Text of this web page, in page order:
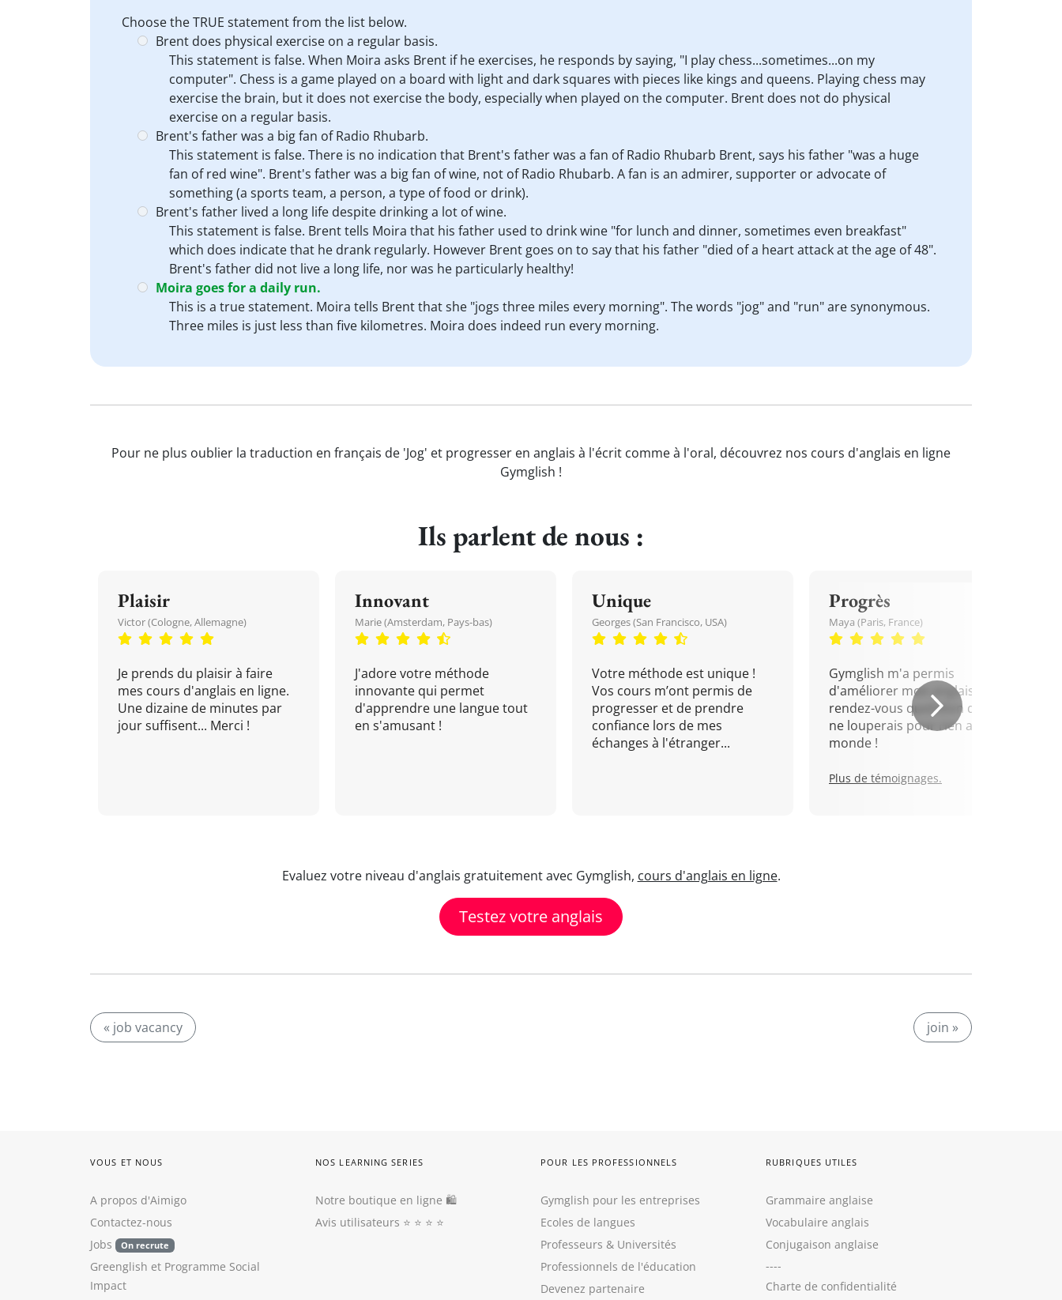
Choose the TRUE statement from the list below.
Brent does physical exercise on a regular basis.
This statement is false. When Moira asks Brent if he exercises, he responds by saying, "I play chess...sometimes...on my
computer". Chess is a game played on a board with light and dark squares with pieces like kings and queens. Playing chess may
exercise the brain, but it does not exercise the body, especially when played on the computer. Brent does not do physical
exercise on a regular basis.
Brent's father was a big fan of Radio Rhubarb.
This statement is false. There is no indication that Brent's father was a fan of Radio Rhubarb Brent, says his father "was a huge
fan of red wine". Brent's father was a big fan of wine, not of Radio Rhubarb. A fan is an admirer, supporter or advocate of
something (a sports team, a person, a type of food or drink).
Brent's father lived a long life despite drinking a lot of wine.
This statement is false. Brent tells Moira that his father used to drink wine "for lunch and dinner, sometimes even breakfast"
which does indicate that he drank regularly. However Brent goes on to say that his father "died of a heart attack at the age of 48".
Brent's father did not live a long life, nor was he particularly healthy!
Moira goes for a daily run.
This is a true statement. Moira tells Brent that she "jogs three miles every morning". The words "jog" and "run" are synonymous.
Three miles is just less than five kilometres. Moira does indeed run every morning.
Pour ne plus oublier la traduction en français de 'Jog' et progresser en anglais à l'écrit comme à l'oral, découvrez nos cours d'anglais en ligne
Gymglish !
Ils parlent de nous :
Plaisir
Victor (Cologne, Allemagne)
Je prends du plaisir à faire
mes cours d'anglais en ligne.
Une dizaine de minutes par
jour suffisent... Merci !
Innovant
Marie (Amsterdam, Pays-bas)
J'adore votre méthode
innovante qui permet
d'apprendre une langue tout
en s'amusant !
Unique
Georges (San Francisco, USA)
Votre méthode est unique !
Vos cours m’ont permis de
progresser et de prendre
confiance lors de mes
échanges à l'étranger...
Progrès
Maya (Paris, France)
Gymglish m'a permis
d'améliorer mon anglais. Un
rendez-vous quotidien que je
ne louperais pour rien au
monde !
Plus de témoignages.
Evaluez votre niveau d'anglais gratuitement avec Gymglish, cours d'anglais en ligne.
Testez votre anglais
« job vacancy join »
VOUS ET NOUS
A propos d'Aimigo
Contactez-nous
Jobs
On recrute
Greenglish et Programme Social
Impact
NOS LEARNING SERIES
Notre boutique en ligne 🛍
Avis utilisateurs ⭐️ ⭐️ ⭐️ ⭐️
POUR LES PROFESSIONNELS
Gymglish pour les entreprises
Ecoles de langues
Professeurs & Universités
Professionnels de l'éducation
Devenez partenaire
RUBRIQUES UTILES
Grammaire anglaise
Vocabulaire anglais
Conjugaison anglaise
----
Charte de confidentialité